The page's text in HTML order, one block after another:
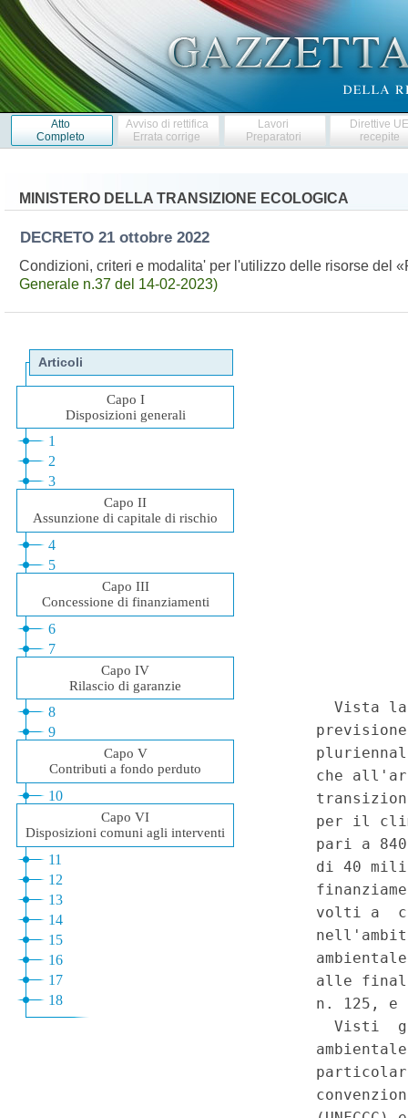
Atto
Completo
Avviso di rettifica
Errata corrige
Lavori
Preparatori
Direttive
recepite
MINISTERO DELLA TRANSIZIONE ECOLOGICA
DECRETO 21 ottobre 2022
Condizioni, criteri e modalita' per l'utilizzo delle risorse del
Generale n.37 del 14-02-2023)